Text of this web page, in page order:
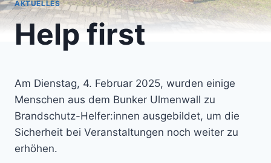
AKTUELLES
Help first
Am Dienstag, 4. Februar 2025, wurden einige
Menschen aus dem Bunker Ulmenwall zu
Brandschutz-Helfer:innen ausgebildet, um die
Sicherheit bei Veranstaltungen noch weiter zu
erhöhen.